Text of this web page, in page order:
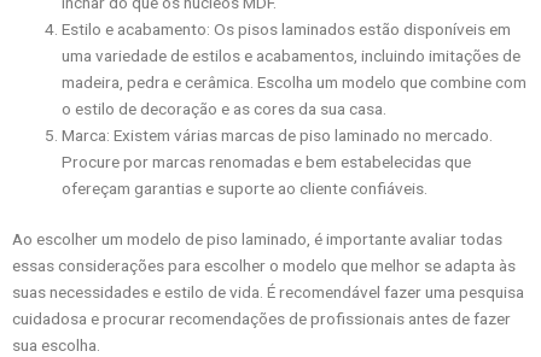
Estilo e acabamento: Os pisos laminados estão disponíveis em
uma variedade de estilos e acabamentos, incluindo imitações de
madeira, pedra e cerâmica. Escolha um modelo que combine com
o estilo de decoração e as cores da sua casa.
Marca: Existem várias marcas de piso laminado no mercado.
Procure por marcas renomadas e bem estabelecidas que
ofereçam garantias e suporte ao cliente confiáveis.
Ao escolher um modelo de piso laminado, é importante avaliar todas
essas considerações para escolher o modelo que melhor se adapta às
suas necessidades e estilo de vida. É recomendável fazer uma pesquisa
cuidadosa e procurar recomendações de profissionais antes de fazer
sua escolha.